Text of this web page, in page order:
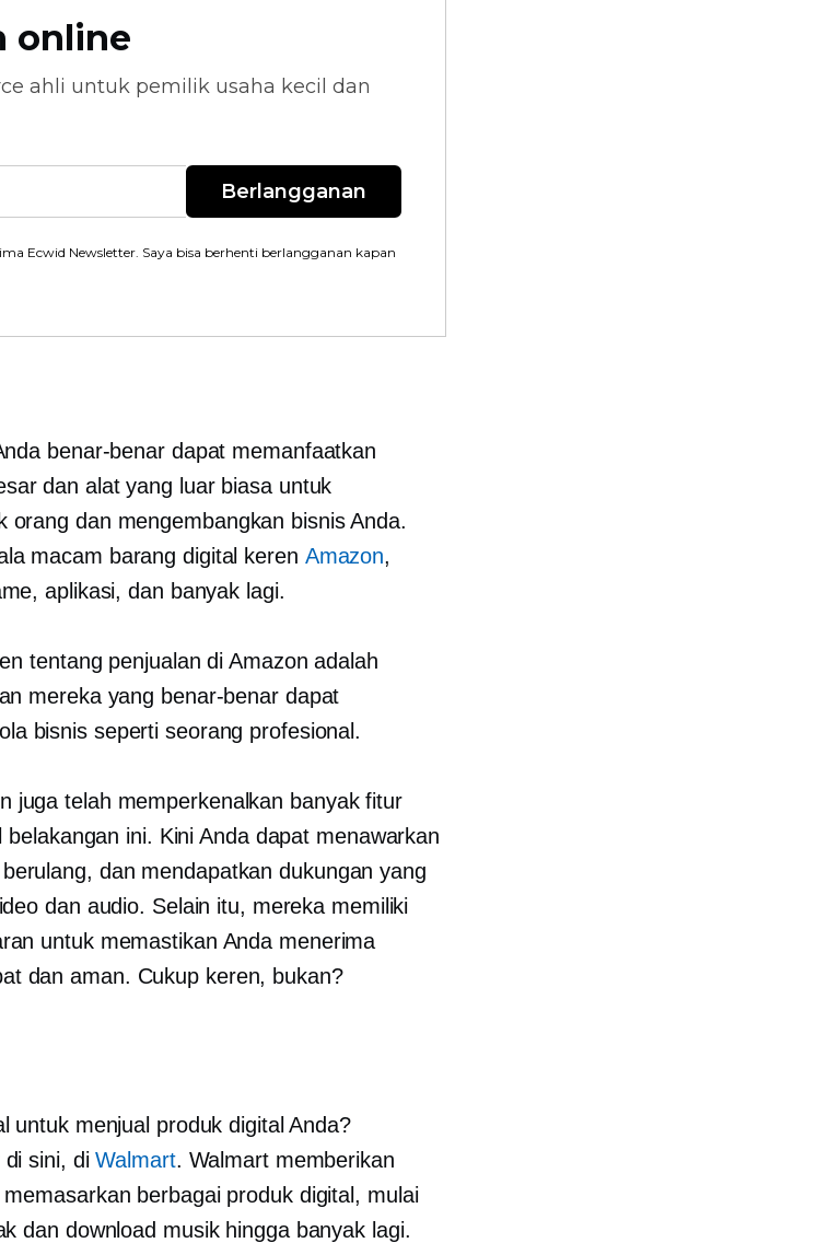
online
ahli untuk pemilik usaha kecil dan
Berlangganan
Ecwid Newsletter. Saya bisa berhenti berlangganan kapan
benar-benar dapat memanfaatkan
dan alat yang luar biasa untuk
orang dan mengembangkan bisnis Anda.
macam barang digital keren Amazon,
aplikasi, dan banyak lagi.
tentang penjualan di Amazon adalah
mereka yang benar-benar dapat
bisnis seperti seorang profesional.
juga telah memperkenalkan banyak fitur
belakangan ini. Kini Anda dapat menawarkan
dan mendapatkan dukungan yang
dan audio. Selain itu, mereka memiliki
untuk memastikan Anda menerima
dan aman. Cukup keren, bukan?
untuk menjual produk digital Anda?
di sini, diWalmart. Walmart memberikan
berbagai produk digital, mulai
dan download musik hingga banyak lagi.